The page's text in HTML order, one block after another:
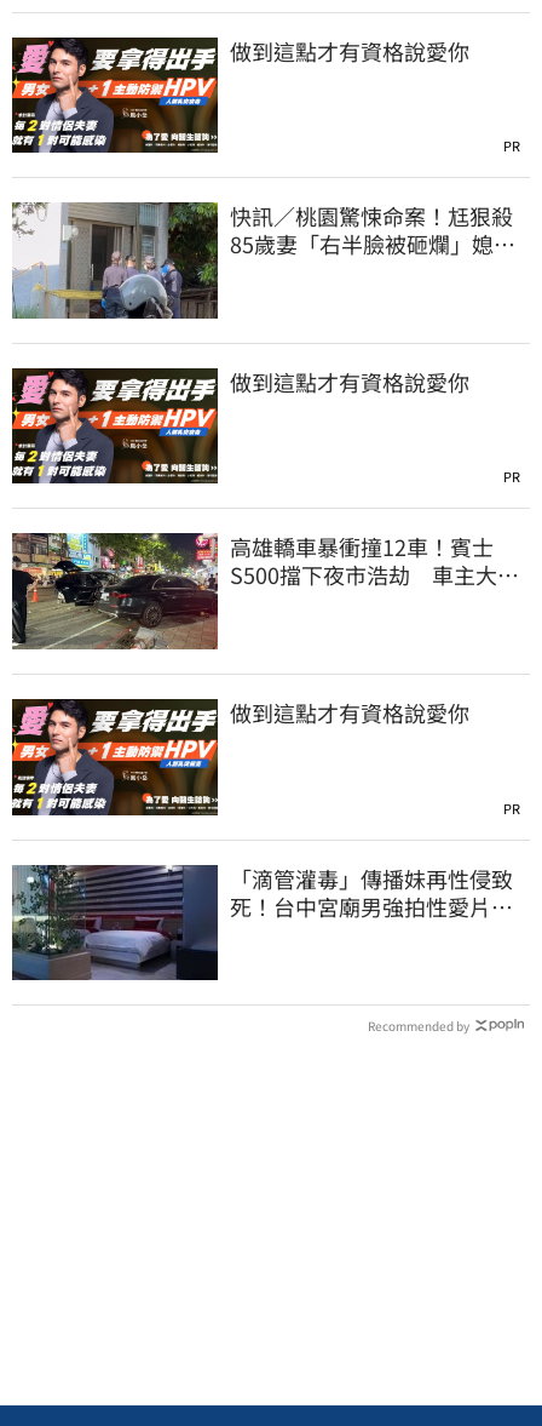
做到這點才有資格說愛你
PR
快訊／桃園驚悚命案！尪狠殺
85歲妻「右半臉被砸爛」媳報
做到這點才有資格說愛你
PR
高雄轎車暴衝撞12車！賓士
S500擋下夜市浩劫 車主大
做到這點才有資格說愛你
PR
「滴管灌毒」傳播妹再性侵致
死！台中宮廟男強拍性愛片
Recommended by